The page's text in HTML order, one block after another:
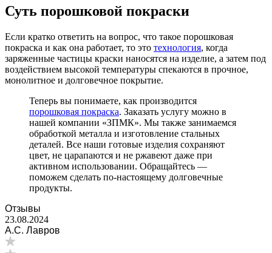
Суть порошковой покраски
Если кратко ответить на вопрос, что такое порошковая
покраска и как она работает, то это технология, когда
заряженные частицы краски наносятся на изделие, а затем под
воздействием высокой температуры спекаются в прочное,
монолитное и долговечное покрытие.
Теперь вы понимаете, как производится
порошковая покраска. Заказать услугу можно в
нашей компании «ЗПМК». Мы также занимаемся
обработкой металла и изготовление стальных
деталей. Все наши готовые изделия сохраняют
цвет, не царапаются и не ржавеют даже при
активном использовании. Обращайтесь —
поможем сделать по-настоящему долговечные
продукты.
Отзывы
23.08.2024
А.С. Лавров